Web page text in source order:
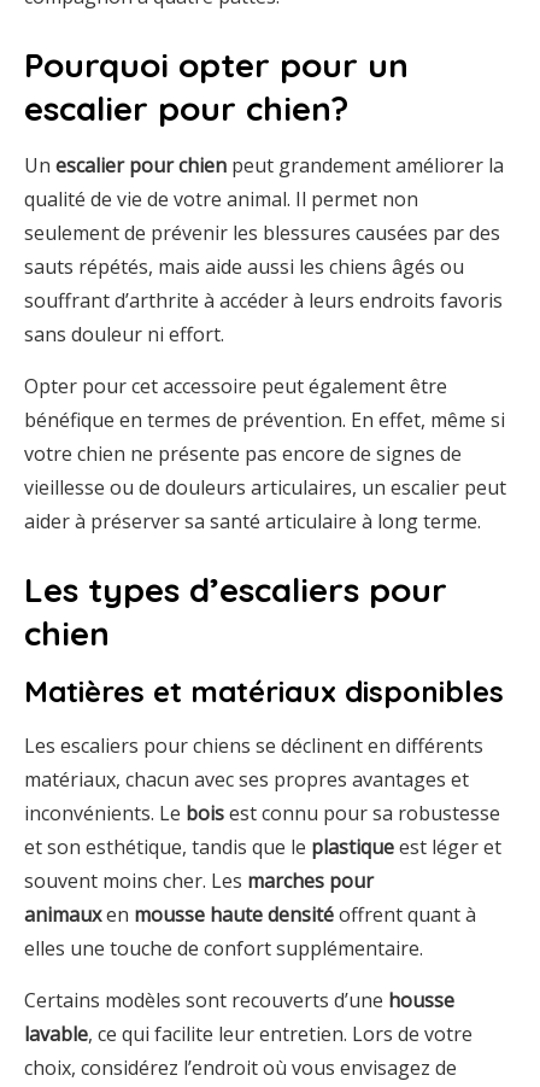
Pourquoi opter pour un
escalier pour chien?
Un escalier pour chien peut grandement améliorer la
qualité de vie de votre animal. Il permet non
seulement de prévenir les blessures causées par des
sauts répétés, mais aide aussi les chiens âgés ou
souffrant d’arthrite à accéder à leurs endroits favoris
sans douleur ni effort.
Opter pour cet accessoire peut également être
bénéfique en termes de prévention. En effet, même si
votre chien ne présente pas encore de signes de
vieillesse ou de douleurs articulaires, un escalier peut
aider à préserver sa santé articulaire à long terme.
Les types d’escaliers pour
chien
Matières et matériaux disponibles
Les escaliers pour chiens se déclinent en différents
matériaux, chacun avec ses propres avantages et
inconvénients. Le boisest connu pour sa robustesse
et son esthétique, tandis que le plastiqueest léger et
souvent moins cher. Les marches pour
animauxen mousse haute densitéoffrent quant à
elles une touche de confort supplémentaire.
Certains modèles sont recouverts d’une housse
lavable, ce qui facilite leur entretien. Lors de votre
choix, considérez l’endroit où vous envisagez de